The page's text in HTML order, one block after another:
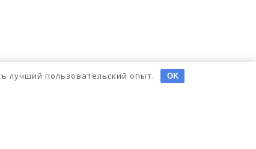
лучший пользовательский опыт. OK